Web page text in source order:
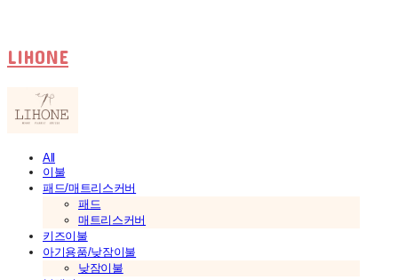
LIHONE
All
이불
패드/매트리스커버
패드
매트리스커버
키즈이불
아기용품/낮잠이불
낮잠이불